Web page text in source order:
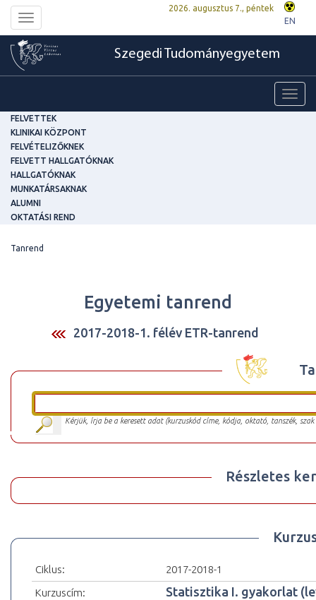
Toggle
navigation
2026. augusztus 7., péntek
EN
Szegedi Tudományegyetem
FELVETTEK
KLINIKAI KÖZPONT
FELVÉTELIZŐKNEK
FELVETT HALLGATÓKNAK
HALLGATÓKNAK
MUNKATÁRSAKNAK
ALUMNI
OKTATÁSI REND
Tanrend
Egyetemi tanrend
2017-2018-1. félév ETR-tanrend
Kérjük, írja be a keresett adat (kurzuskód címe, kódja, oktató, tanszék,
Részletes
Ciklus:
2017-2018-1
Kurzuscím:
Statisztika I. gyakorlat